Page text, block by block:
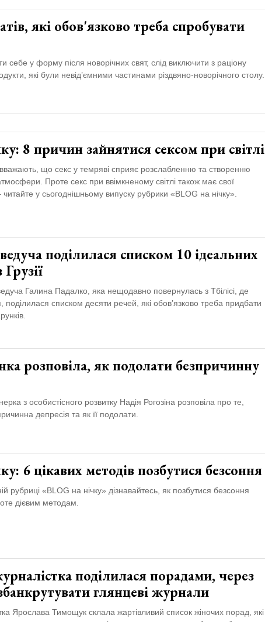
які обов'язково треба спробувати
себе у форму після новорічних свят, слід виключити з раціону
які були невід’ємними частинами різдвяно-новорічного столу.
8 причин зайнятися сексом при світлі
вважають, що секс у темряві сприяє розслабленню та створенню
Проте секс при ввімкненому світлі також має свої
у сьогоднішньому випуску рубрики «BLOG на нічку».
поділилася списком 10 ідеальних
Галина Падалко, яка нещодавно повернулась з Тбілісі, де
списком десяти речей, які обов’язково треба придбати
розповіла, як подолати безпричинну
з особистісного розвитку Надія Рогозіна розповіла про те,
депресія та як її подолати.
6 цікавих методів позбутися безсоння
рубриці «BLOG на нічку» дізнавайтесь, як позбутися безсоння
дієвим методам.
поділилася порадами, через
глянцеві журнали
Ярослава Тимощук склала жартівливий список жіночих порад, які